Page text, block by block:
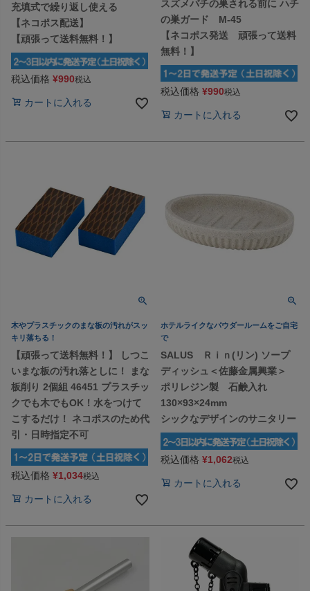
充填式で繰り返し使える
【ネコポス配送】
【頑張って送料無料！】
税込価格 ¥990税込
カートに入れる
スズメバチの巣される前に ハチ
の巣ガード M-45
【ネコポス発送 頑張って送料
無料！】
税込価格 ¥990税込
カートに入れる
木やプラスチックのまな板の汚れがスッ
キリ落ちる！
【頑張って送料無料！】 しつこ
いまな板の汚れ落としに！ まな
板削り 2個組 46451 プラスチッ
クでも木でもOK！水をつけて
こするだけ！ ネコポスのため代
引・日時指定不可
税込価格 ¥1,034税込
カートに入れる
ホテルライクなパウダールームをご自宅
で
SALUS Ｒｉｎ(リン) ソープ
ディッシュ＜佐藤金属興業＞
ポリレジン製 石鹸入れ
130×93×24mm
シックなデザインのサニタリー
税込価格 ¥1,062税込
カートに入れる